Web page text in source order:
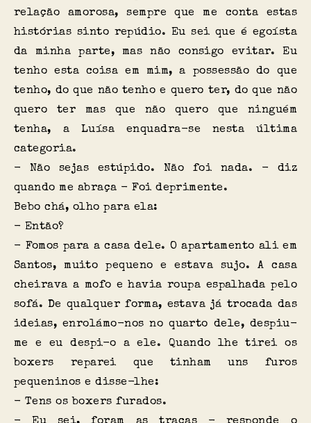
relação amorosa, sempre que me conta estas
histórias sinto repúdio. Eu sei que é egoísta
da minha parte, mas não consigo evitar. Eu
tenho esta coisa em mim, a possessão do que
tenho, do que não tenho e quero ter, do que não
quero ter mas que não quero que ninguém
tenha, a Luísa enquadra-se nesta última
categoria.
- Não sejas estúpido. Não foi nada. - diz
quando me abraça - Foi deprimente.
Bebo chá, olho para ela:
- Então?
- Fomos para a casa dele. O apartamento ali em
Santos, muito pequeno e estava sujo. A casa
cheirava a mofo e havia roupa espalhada pelo
sofá. De qualquer forma, estava já trocada das
ideias, enrolámo-nos no quarto dele, despiu-
me e eu despi-o a ele. Quando lhe tirei os
boxers reparei que tinham uns furos
pequeninos e disse-lhe:
- Tens os boxers furados.
- Eu sei, foram as traças - responde o